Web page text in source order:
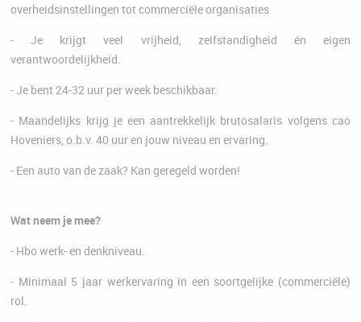
overheidsinstellingen tot commerciële organisaties
- Je krijgt veel vrijheid, zelfstandigheid én eigen
verantwoordelijkheid.
- Je bent 24-32 uur per week beschikbaar.
- Maandelijks krijg je een aantrekkelijk brutosalaris volgens cao
Hoveniers, o.b.v. 40 uur en jouw niveau en ervaring.
- Een auto van de zaak? Kan geregeld worden!
Wat neem je mee?
- Hbo werk- en denkniveau.
- Minimaal 5 jaar werkervaring in een soortgelijke (commerciële)
rol.